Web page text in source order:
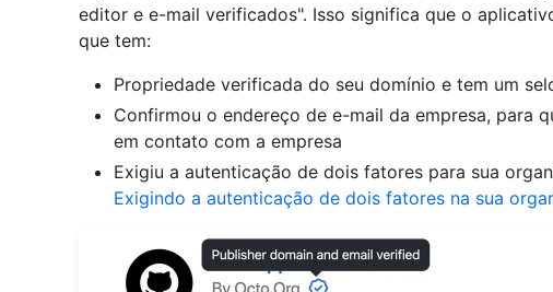
editor e e-mail verificados". Isso significa que o
que tem:
Propriedade verificada do seu domínio e tem um
Confirmou o endereço de e-mail da empresa, para
em contato com a empresa
Exigiu a autenticação de dois fatores para sua
Exigindo a autenticação de dois fatores na sua